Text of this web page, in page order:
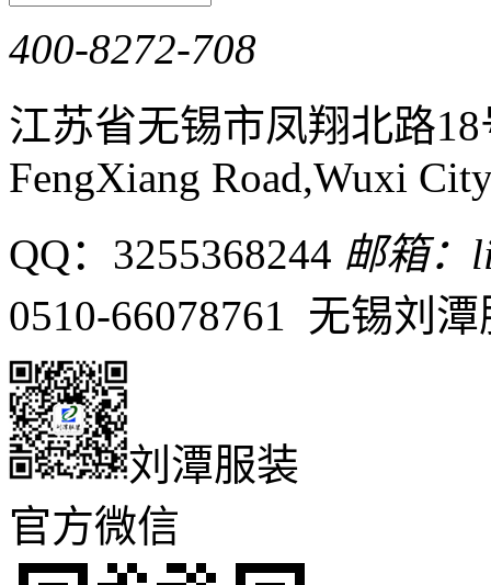
400-8272-708
江苏省无锡市凤翔北路
FengXiang Road,Wuxi
QQ：3255368244 邮箱：
0510-66078761 无锡刘
刘潭服装
官方微信